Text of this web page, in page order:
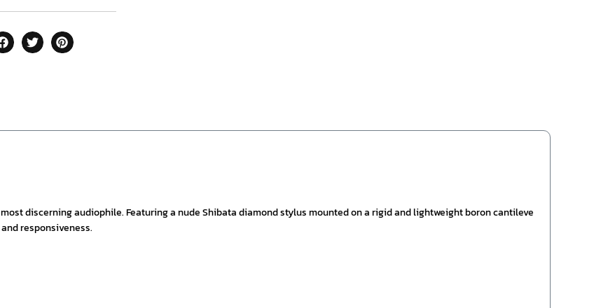
discerning audiophile. Featuring a nude Shibata diamond stylus mounted on a rigid and lightweight boron cantileve
responsiveness.